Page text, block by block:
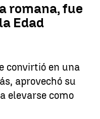
romana, fue
Edad
convirtió en una
aprovechó su
elevarse como